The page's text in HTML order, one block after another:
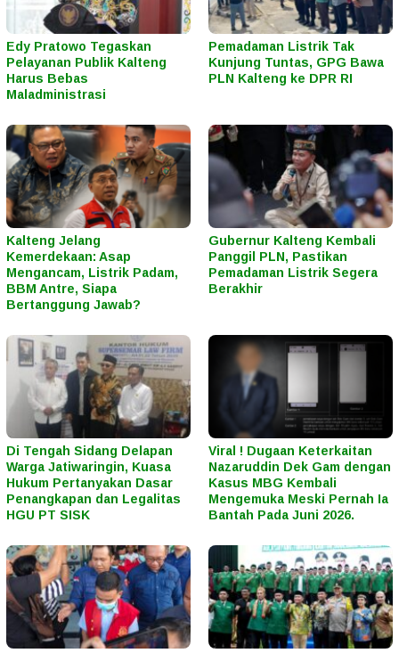
Edy Pratowo Tegaskan
Pelayanan Publik Kalteng
Harus Bebas
Maladministrasi
Pemadaman Listrik Tak
Kunjung Tuntas, GPG Bawa
PLN Kalteng ke DPR RI
Kalteng Jelang
Kemerdekaan: Asap
Mengancam, Listrik Padam,
BBM Antre, Siapa
Bertanggung Jawab?
Gubernur Kalteng Kembali
Panggil PLN, Pastikan
Pemadaman Listrik Segera
Berakhir
Di Tengah Sidang Delapan
Warga Jatiwaringin, Kuasa
Hukum Pertanyakan Dasar
Penangkapan dan Legalitas
HGU PT SISK
Viral ! Dugaan Keterkaitan
Nazaruddin Dek Gam dengan
Kasus MBG Kembali
Mengemuka Meski Pernah Ia
Bantah Pada Juni 2026.